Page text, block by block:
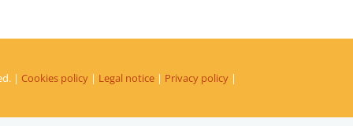
| Cookies policy | Legal notice| Privacy policy|